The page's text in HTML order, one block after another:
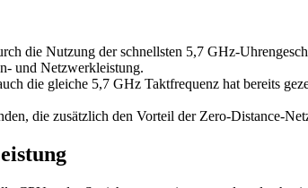
die Nutzung der schnellsten 5,7 GHz-
und Netzwerkleistung.
die gleiche 5,7 GHz Taktfrequenz hat bereits
die zusätzlich den Vorteil der Zero-Distance-